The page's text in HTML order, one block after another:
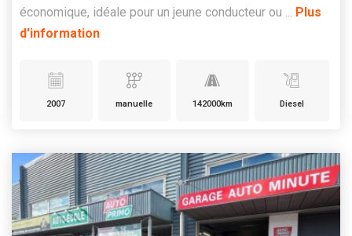
économique, idéale pour un jeune conducteur ou ... Plus
d'information
2007 manuelle 142000km Diesel